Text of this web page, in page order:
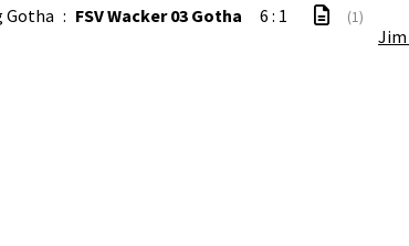
Jim
Gotha : FSV Wacker 03 Gotha 6 : 1 (1)